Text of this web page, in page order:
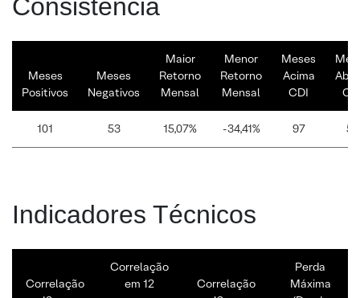
Consistência
Meses
Positivos
Meses
Negativos
Maior
Retorno
Mensal
Menor
Retorno
Mensal
Meses
Acima
CDI
101 53 15,07% -34,41% 97 57
Indicadores Técnicos
Correlação
Correlação
em 12
Correlação
Perda
Máxima